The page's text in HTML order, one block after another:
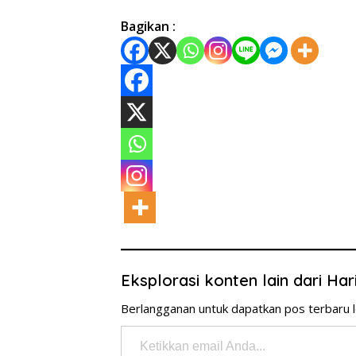
Bagikan :
Eksplorasi konten lain dari
Berlangganan untuk dapatkan pos terbaru
Ketikkan email Anda...